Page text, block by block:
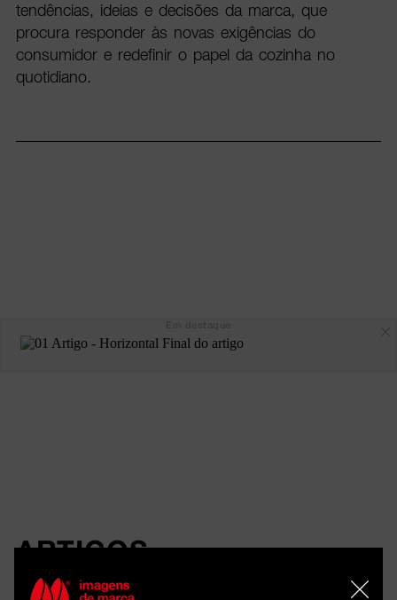
tendências, ideias e decisões da marca, que
procura responder às novas exigências do
consumidor e redefinir o papel da cozinha no
quotidiano.
ARTIGOS
RELACIONADOS